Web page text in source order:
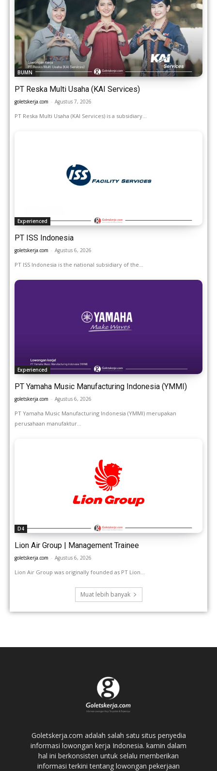
BUMN
PT Reska Multi Usaha (KAI Services)
goletskerja.com - Agustus 7, 2026
PT Reska Multi Usaha (KAI Services) is a subsidiary...
Experienced
PT ISS Indonesia
goletskerja.com - Agustus 6, 2026
PT ISS Indonesia is the national subsidiary of the...
Experienced
PT Yamaha Music Manufacturing Indonesia (YMMI)
goletskerja.com - Agustus 6, 2026
PT Yamaha Music Manufacturing Indonesia (YMMI) merupakan
perusahaan manufaktur...
D4
Lion Air Group | Management Trainee
goletskerja.com - Agustus 6, 2026
Lion Air Group was originally founded as PT Lion...
Muat lebih banyak
Goletskerja.com adalah salah satu situs penyedia
informasi lowongan kerja Indonesia. kamin dalam
hal ini berkonsisten untuk selalu memberikan
informasi terkini tentang lowongan pekerjaan